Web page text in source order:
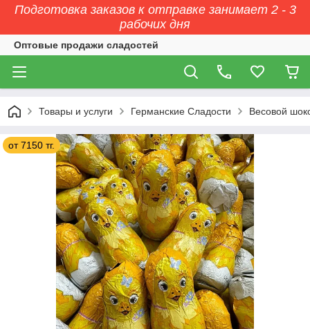
Подготовка заказов к отправке занимает 2 - 3
рабочих дня
Оптовые продажи сладостей
Товары и услуги Германские Сладости Весовой
от 7150 тг.